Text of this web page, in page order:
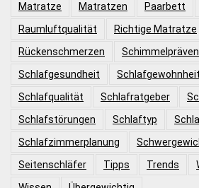
Matratze
Matratzen Paarbett
Raumluftqualität
Richtige Matratze
Rückenschmerzen
Schlafgesundheit
Schlafqualität
Schlafratgeber
Schlafstörungen
Schlaftyp
Schlafzimmerplanung
Seitenschläfer
Tipps Trends